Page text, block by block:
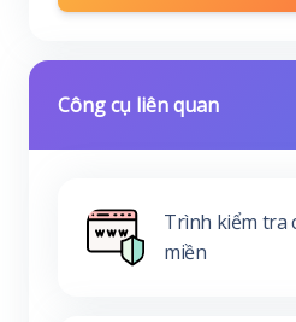
Công cụ liên quan
Trình kiểm tra
miền